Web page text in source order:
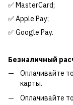
✅ MasterCard;
✅ Apple Pay;
✅ Google Pay.
Безналичный
Оплачивайте
карты.
Оплачивайте